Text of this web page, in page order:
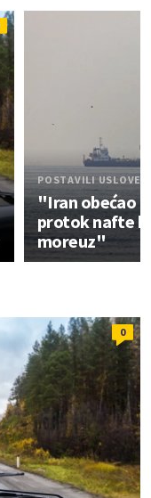
POSTAVILI USLOVE
"Iran obećao
protok nafte
moreuz"
0